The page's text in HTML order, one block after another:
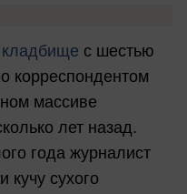
с шестью
корреспондентом
массиве
лет назад.
года журналист
кучу сухого